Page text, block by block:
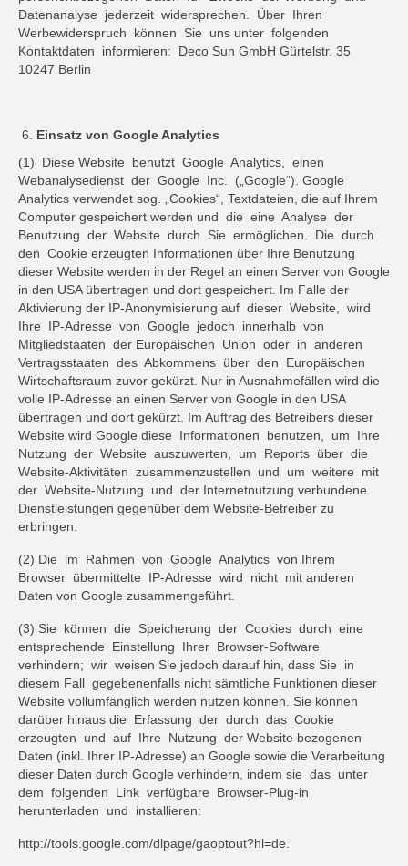
Datenanalyse jederzeit widersprechen. Über Ihren
Werbewiderspruch können Sie uns unter folgenden
Kontaktdaten informieren: Deco Sun GmbH Gürtelstr. 35
10247 Berlin
Einsatz von Google Analytics
(1) Diese Website benutzt Google Analytics, einen
Webanalysedienst der Google Inc. („Google“). Google
Analytics verwendet sog. „Cookies“, Textdateien, die auf Ihrem
Computer gespeichert werden und die eine Analyse der
Benutzung der Website durch Sie ermöglichen. Die durch
den Cookie erzeugten Informationen über Ihre Benutzung
dieser Website werden in der Regel an einen Server von Google
in den USA übertragen und dort gespeichert. Im Falle der
Aktivierung der IP-Anonymisierung auf dieser Website, wird
Ihre IP-Adresse von Google jedoch innerhalb von
Mitgliedstaaten der Europäischen Union oder in anderen
Vertragsstaaten des Abkommens über den Europäischen
Wirtschaftsraum zuvor gekürzt. Nur in Ausnahmefällen wird die
volle IP-Adresse an einen Server von Google in den USA
übertragen und dort gekürzt. Im Auftrag des Betreibers dieser
Website wird Google diese Informationen benutzen, um Ihre
Nutzung der Website auszuwerten, um Reports über die
Website-Aktivitäten zusammenzustellen und um weitere mit
der Website-Nutzung und der Internetnutzung verbundene
Dienstleistungen gegenüber dem Website-Betreiber zu
erbringen.
(2) Die im Rahmen von Google Analytics von Ihrem
Browser übermittelte IP-Adresse wird nicht mit anderen
Daten von Google zusammengeführt.
(3) Sie können die Speicherung der Cookies durch eine
entsprechende Einstellung Ihrer Browser-Software
verhindern; wir weisen Sie jedoch darauf hin, dass Sie in
diesem Fall gegebenenfalls nicht sämtliche Funktionen dieser
Website vollumfänglich werden nutzen können. Sie können
darüber hinaus die Erfassung der durch das Cookie
erzeugten und auf Ihre Nutzung der Website bezogenen
Daten (inkl. Ihrer IP-Adresse) an Google sowie die Verarbeitung
dieser Daten durch Google verhindern, indem sie das unter
dem folgenden Link verfügbare Browser-Plug-in
herunterladen und installieren:
http://tools.google.com/dlpage/gaoptout?hl=de.